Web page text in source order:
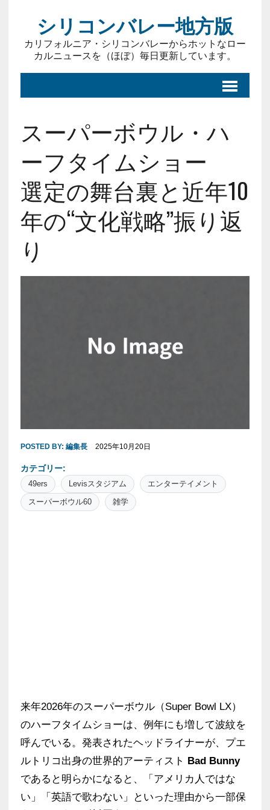
シリコンバレー地方版
カリフォルニア・シリコンバレーからホットなロー
カルニュースを（ほぼ）毎日更新しています。
スーパーボウル・ハ
ーフタイムショー
選定の舞台裏と近年10
年の“文化戦略”振り返
り
POSTED BY: 編集長 2025年10月20日
カテゴリー:
49ers Levisスタジアム
エンターテイメント
スーパーボウル60
雑学
来年2026年のスーパーボウル（Super Bowl LX）
のハーフタイムショーは、例年にも増して波紋を
呼んでいる。発表されたヘッドライナーが、プエ
ルトリコ出身の世界的アーティスト Bad Bunny
であると明らかになると、「アメリカ人ではな
い」「英語で歌わない」といった理由から一部保